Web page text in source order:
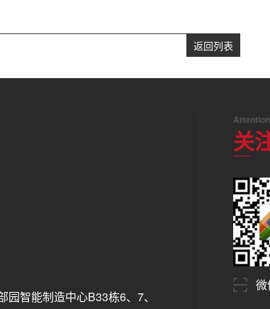
返回列表
智能制造中心B33栋6、7、
Attention
关
微